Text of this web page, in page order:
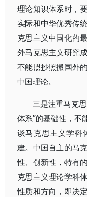
理论知识体系时，
实际和中华优秀传
克思主义中国化的
外马克思主义研究
不能照抄照搬国外
中国理论。
三是注重马克
体系”的基础性，不
谈马克思主义学科
建。中国自主的马
性、创新性，特有
克思主义理论学科
性质和方向，即决